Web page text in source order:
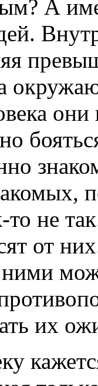
А
то не
от
ними
их